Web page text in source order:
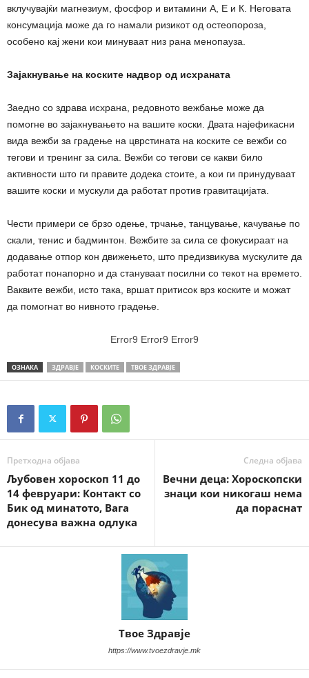
вклучувајќи магнезиум, фосфор и витамини А, Е и К. Неговата
консумација може да го намали ризикот од остеопороза,
особено кај жени кои минуваат низ рана менопауза.
Зајакнување на коските надвор од исхраната
Заедно со здрава исхрана, редовното вежбање може да
помогне во зајакнувањето на вашите коски. Двата најефикасни
вида вежби за градење на цврстината на коските се вежби со
тегови и тренинг за сила. Вежби со тегови се какви било
активности што ги правите додека стоите, а кои ги принудуваат
вашите коски и мускули да работат против гравитацијата.
Чести примери се брзо одење, трчање, танцување, качување по
скали, тенис и бадминтон. Вежбите за сила се фокусираат на
додавање отпор кон движењето, што предизвикува мускулите да
работат понапорно и да стануваат посилни со текот на времето.
Ваквите вежби, исто така, вршат притисок врз коските и можат
да помогнат во нивното градење.
Error9 Error9 Error9
ОЗНАКА ЗДРАВЈЕ КОСКИТЕ ТВОЕ ЗДРАВЈЕ
Претходна објава
Љубовен хороскоп 11 до
14 февруари: Контакт со
Бик од минатото, Вага
донесува важна одлука
Следна објава
Вечни деца: Хороскопски
знаци кои никогаш нема
да пораснат
Твое Здравје
https://www.tvoezdravje.mk